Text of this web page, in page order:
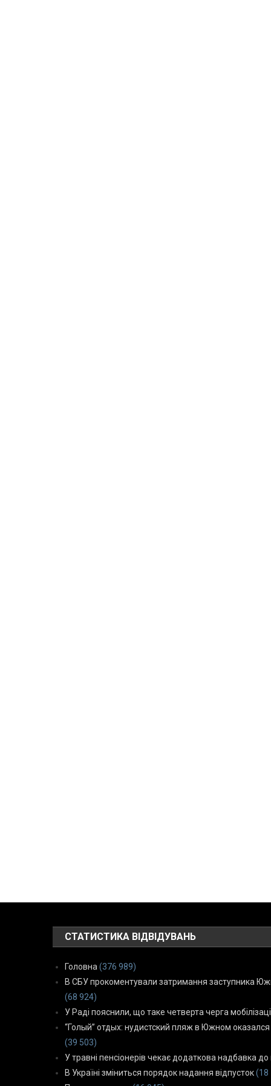
СТАТИСТИКА ВІДВІДУВАНЬ
Головна (376 989)
В СБУ прокоментували затримання заступника
(68 924)
У Раді пояснили, що таке четверта черга
“Голый” отдых: нудистский пляж в Южном
(39 503)
У травні пенсіонерів чекає додаткова надбавка до
В Україні зміниться порядок надання відпусток (18